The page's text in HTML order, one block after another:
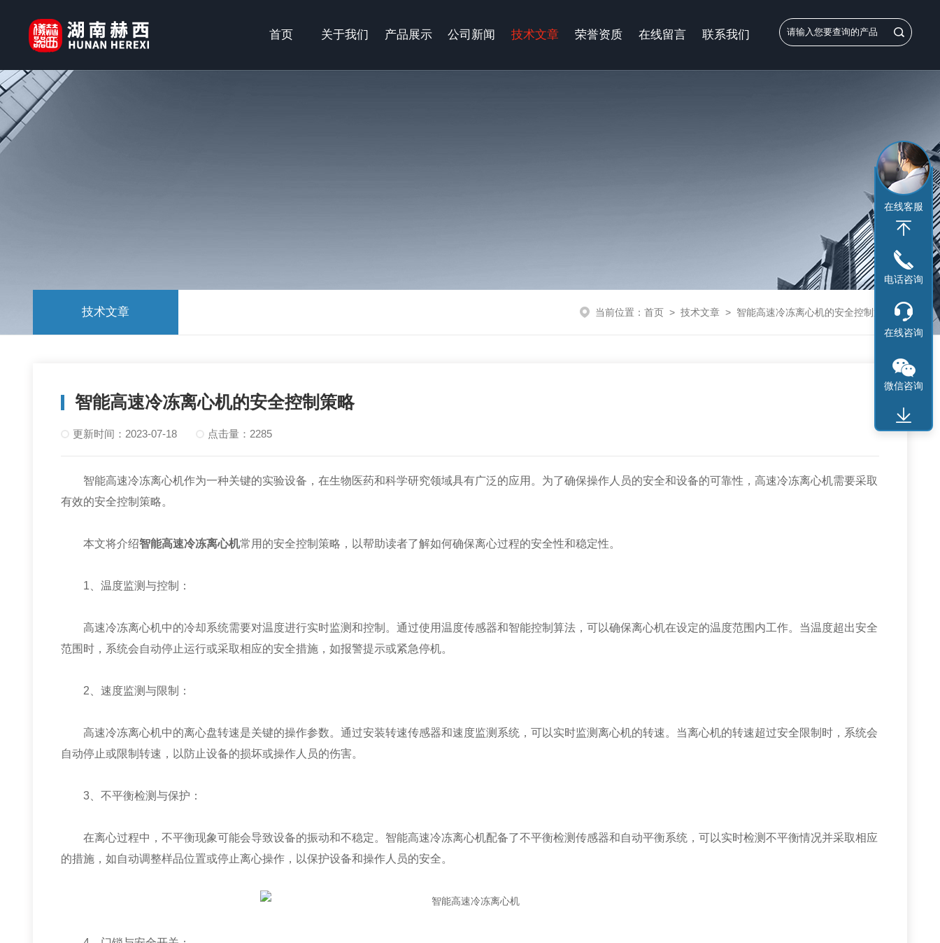
首页 关于我们 产品展示 公司新闻 技术文章 荣誉资质 在线留言 联系我们
技术文章 当前位置： 首页> 技术文章> 智能高速冷冻离心机的安全控制策略
智能高速冷冻离心机的安全控制策略
更新时间：2023-07-18 点击量：2285
智能高速冷冻离心机作为一种关键的实验设备，在生物医药和科学研究领域具有广泛的应用。为了确保操作人员的安全和设备的可靠性，高速冷冻离心机需要采取
有效的安全控制策略。
本文将介绍智能高速冷冻离心机常用的安全控制策略，以帮助读者了解如何确保离心过程的安全性和稳定性。
1、温度监测与控制：
高速冷冻离心机中的冷却系统需要对温度进行实时监测和控制。通过使用温度传感器和智能控制算法，可以确保离心机在设定的温度范围内工作。当温度超出安全
范围时，系统会自动停止运行或采取相应的安全措施，如报警提示或紧急停机。
2、速度监测与限制：
高速冷冻离心机中的离心盘转速是关键的操作参数。通过安装转速传感器和速度监测系统，可以实时监测离心机的转速。当离心机的转速超过安全限制时，系统会
自动停止或限制转速，以防止设备的损坏或操作人员的伤害。
3、不平衡检测与保护：
在离心过程中，不平衡现象可能会导致设备的振动和不稳定。智能高速冷冻离心机配备了不平衡检测传感器和自动平衡系统，可以实时检测不平衡情况并采取相应
的措施，如自动调整样品位置或停止离心操作，以保护设备和操作人员的安全。
在线客服
电话咨询
在线咨询
微信咨询